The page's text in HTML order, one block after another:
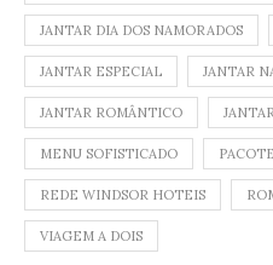
JANTAR DIA DOS NAMORADOS
JANTAR ESPECIAL JANTAR
JANTAR ROMÂNTICO
MENU SOFISTICADO
REDE WINDSOR HOTEIS
VIAGEM A DOIS